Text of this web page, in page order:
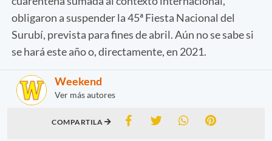
obligaron a suspender la 45ª Fiesta Nacional del
Surubí, prevista para fines de abril. Aún no se sabe si
se hará este año o, directamente, en 2021.
Weekend
Ver más autores
COMPARTILA